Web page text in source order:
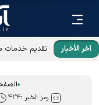
آخر الأخبار
تقديم خدمات
رمز الخبر :۴۲۴